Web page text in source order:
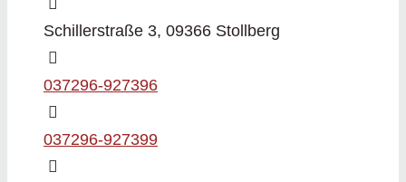
Schillerstraße 3, 09366 Stollberg
037296-927396
037296-927399